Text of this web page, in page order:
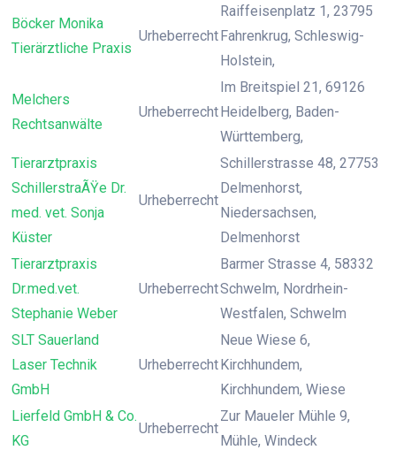
Böcker Monika
Tierärztliche Praxis
Urheberrecht
Raiffeisenplatz 1, 23795
Fahrenkrug, Schleswig-
Holstein,
Melchers
Rechtsanwälte
Urheberrecht
Im Breitspiel 21, 69126
Heidelberg, Baden-
Württemberg,
Tierarztpraxis
SchillerstraÃŸe Dr.
med. vet. Sonja
Küster
Urheberrecht
Schillerstrasse 48, 27753
Delmenhorst,
Niedersachsen,
Delmenhorst
Tierarztpraxis
Dr.med.vet.
Stephanie Weber
Urheberrecht
Barmer Strasse 4, 58332
Schwelm, Nordrhein-
Westfalen, Schwelm
SLT Sauerland
Laser Technik
GmbH
Urheberrecht
Neue Wiese 6,
Kirchhundem,
Kirchhundem, Wiese
Lierfeld GmbH & Co.
KG
Urheberrecht
Zur Maueler Mühle 9,
Mühle, Windeck